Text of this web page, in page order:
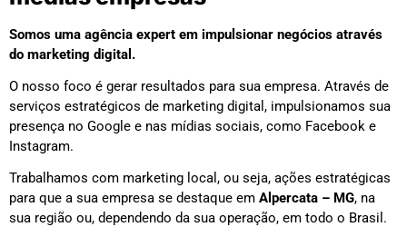
Somos uma agência expert em impulsionar negócios através
do marketing digital.
O nosso foco é gerar resultados para sua empresa. Através de
serviços estratégicos de marketing digital, impulsionamos sua
presença no Google e nas mídias sociais, como Facebook e
Instagram.
Trabalhamos com marketing local, ou seja, ações estratégicas
para que a sua empresa se destaque em Alpercata – MG, na
sua região ou, dependendo da sua operação, em todo o Brasil.